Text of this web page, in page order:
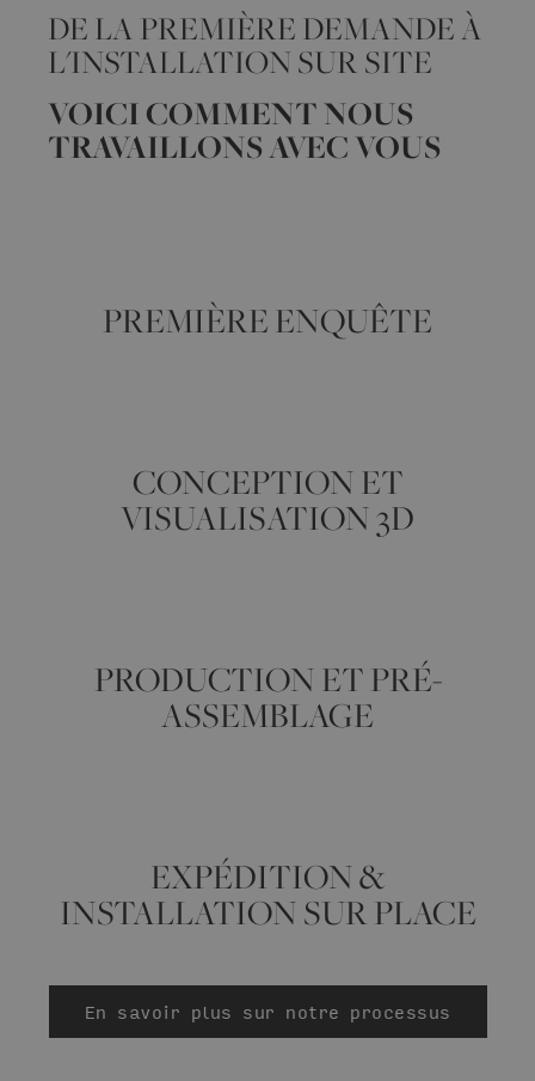
DE LA PREMIÈRE DEMANDE À
L'INSTALLATION SUR SITE
VOICI COMMENT NOUS
TRAVAILLONS AVEC VOUS
PREMIÈRE ENQUÊTE
CONCEPTION ET
VISUALISATION 3D
PRODUCTION ET PRÉ-
ASSEMBLAGE
EXPÉDITION &
INSTALLATION SUR PLACE
En savoir plus sur notre processus